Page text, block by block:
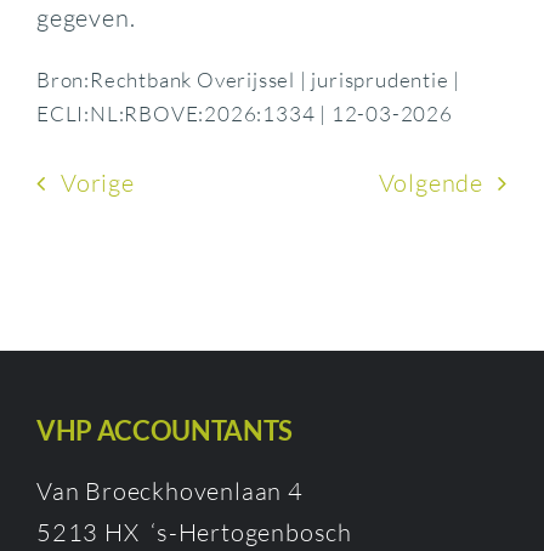
gegeven.
Bron:Rechtbank Overijssel | jurisprudentie |
ECLI:NL:RBOVE:2026:1334 | 12-03-2026
Vorige Volgende
VHP ACCOUNTANTS
Van Broeckhovenlaan 4
5213 HX ‘s-Hertogenbosch